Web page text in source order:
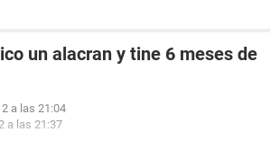
un alacran y tine 6 meses de
a las 21:04
a las 21:37